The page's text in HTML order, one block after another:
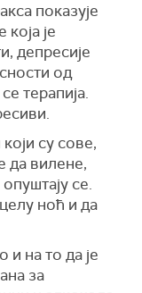
показује
је
депресије
од
терапија.
су сове,
да вилене,
се.
ноћ и да
и на то да је
за